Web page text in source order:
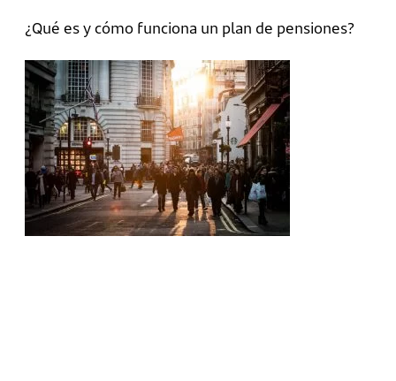
¿Qué es y cómo funciona un plan de pensiones?